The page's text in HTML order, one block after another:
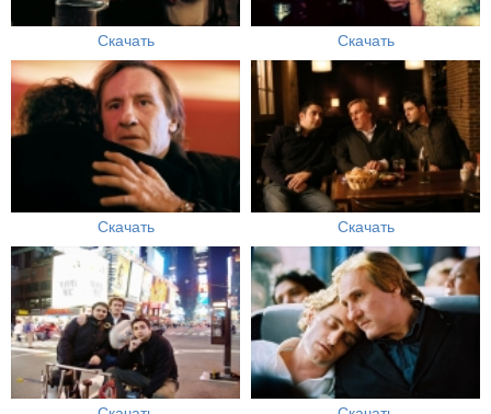
Скачать Скачать
Скачать Скачать